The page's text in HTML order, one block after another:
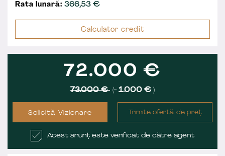
Rata lunară: 366,53€
Calculator credit
72.000 €
73.000 € (- 1.000 €)
Solicită Vizionare Trimite ofertă de preț
Acest anunț este verificat de către agent